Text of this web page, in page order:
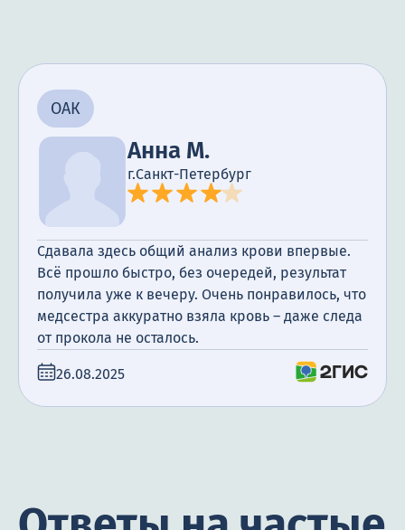
ОАК
Анна М.
г.Санкт-Петербург
Сдавала здесь общий анализ крови впервые.
Всё прошло быстро, без очередей, результат
получила уже к вечеру. Очень понравилось, что
медсестра аккуратно взяла кровь – даже следа
от прокола не осталось.
26.08.2025